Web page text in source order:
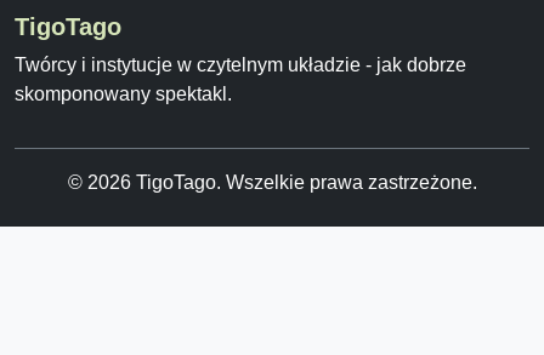
TigoTago
Twórcy i instytucje w czytelnym układzie - jak dobrze
skomponowany spektakl.
© 2026 TigoTago. Wszelkie prawa zastrzeżone.